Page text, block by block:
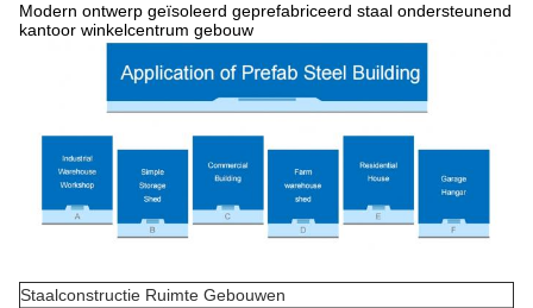
Modern ontwerp geïsoleerd geprefabriceerd staal ondersteunend
kantoor winkelcentrum gebouw
Staalconstructie Ruimte Gebouwen